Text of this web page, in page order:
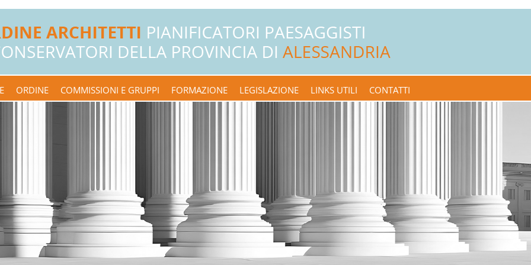
ORDINE COMMISSIONI E GRUPPI FORMAZIONE LEGISLAZIONE LINKS UTILI CONTATTI